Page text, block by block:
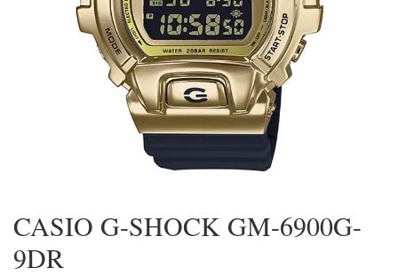
CASIO G-SHOCK GM-6900G-
9DR